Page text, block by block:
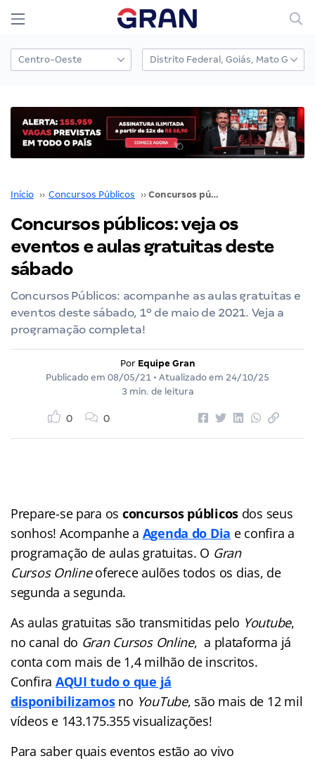
Início ›› Concursos Públicos ›› Concursos públicos: veja os eventos e aulas gratuitas deste sábado
Concursos públicos: veja os
eventos e aulas gratuitas deste
sábado
Concursos Públicos: acompanhe as aulas gratuitas e
eventos deste sábado, 1º de maio de 2021. Veja a
programação completa!
Por Equipe Gran
Publicado em 08/05/21 • Atualizado em 24/10/25
3 min. de leitura
0 0
Prepare-se para os concursos públicos dos seus
sonhos! Acompanhe a Agenda do Dia e confira a
programação de aulas gratuitas. O Gran
Cursos Onlineoferece aulões todos os dias, de
segunda a segunda.
As aulas gratuitas são transmitidas pelo Youtube,
no canal do Gran Cursos Online, a plataforma já
conta com mais de 1,4 milhão de inscritos.
Confira AQUI tudo o que já
disponibilizamosno YouTube, são mais de 12 mil
vídeos e 143.175.355 visualizações!
Para saber quais eventos estão ao vivo